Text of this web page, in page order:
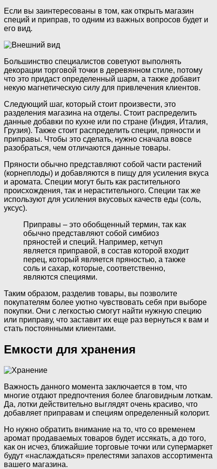
Если вы заинтересованы в том, как открыть магазин
специй и приправ, то одним из важных вопросов будет и
его вид.
Большинство специалистов советуют выполнять
декорации торговой точки в деревянном стиле, потому
что это придаст определенный шарм, а также добавит
некую магнетическую силу для привлечения клиентов.
Следующий шаг, который стоит произвести, это
разделения магазина на отделы. Стоит распределить
данные добавки по кухне или по стране (Индия, Италия,
Грузия). Также стоит распределить специи, пряности и
приправы. Чтобы это сделать, нужно сначала вовсе
разобраться, чем отличаются данные товары.
Пряности обычно представляют собой части растений
(корнеплоды) и добавляются в пищу для усиления вкуса
и аромата. Специи могут быть как растительного
происхождения, так и нерастительного. Специи так же
используют для усиления вкусовых качеств еды (соль,
уксус).
Приправы – это обобщенный термин, так как
обычно представляют собой симбиоз
пряностей и специй. Например, кетчуп
является приправой, в состав которой входит
перец, который является пряностью, а также
соль и сахар, которые, соответственно,
являются специями.
Таким образом, разделив товары, вы позволите
покупателям более уютно чувствовать себя при выборе
покупки. Они с легкостью смогут найти нужную специю
или приправу, что заставит их еще раз вернуться к вам и
стать постоянными клиентами.
Емкости для хранения
Важность данного момента заключается в том, что
многие отдают предпочтения более благовидным лоткам.
Да, лотки действительно выглядят очень красиво, что
добавляет приправам и специям определенный колорит.
Но нужно обратить внимание на то, что со временем
аромат продаваемых товаров будет иссякать, а до того,
как он исчез, ближайшие торговые точки или супермаркет
будут «наслаждаться» прелестями запахов ассортимента
вашего магазина.